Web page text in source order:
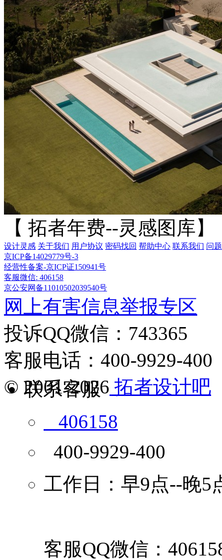
【 拓者年费--灵感图库】
设计灵感 关于我们 用户协议 密码找回 帮助中心 联系我们 问
京ICP备14029779号-3
经营性备案-京ICP证150941号
客服微信: 406158
京公安网备11010502039540号
网上有害信息举报专区
投诉QQ微信：743365
客服电话：400-9929-400
© 2001-2026 拓者设计吧
联系客服
406158
400-9929-400
工作日：早9点--晚5
客服QQ微信：